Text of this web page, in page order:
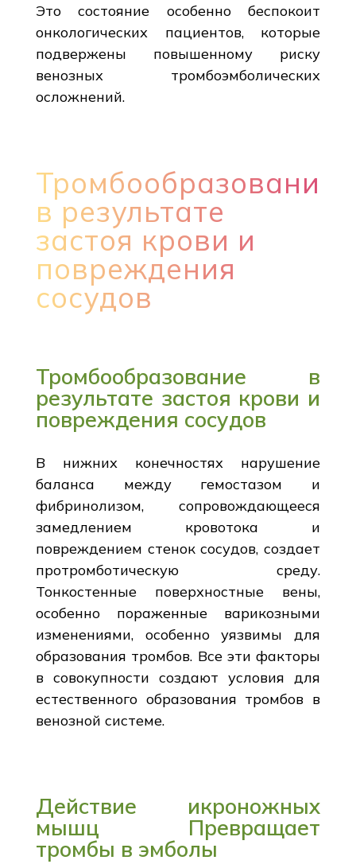
Это состояние особенно беспокоит
онкологических пациентов, которые
подвержены повышенному риску
венозных тромбоэмболических
осложнений.
Тромбообразование
в результате
застоя крови и
повреждения
сосудов
Тромбообразование в
результате застоя крови и
повреждения сосудов
В нижних конечностях нарушение
баланса между гемостазом и
фибринолизом, сопровождающееся
замедлением кровотока и
повреждением стенок сосудов, создает
протромботическую среду.
Тонкостенные поверхностные вены,
особенно пораженные варикозными
изменениями, особенно уязвимы для
образования тромбов. Все эти факторы
в совокупности создают условия для
естественного образования тромбов в
венозной системе.
Действие икроножных
мышц Превращает
тромбы в эмболы